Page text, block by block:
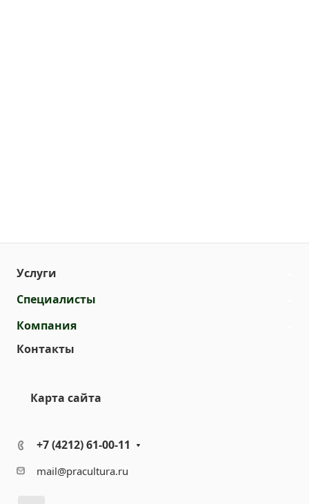
Услуги
Специалисты
Компания
Контакты
Карта сайта
+7 (4212) 61-00-11
mail@pracultura.ru